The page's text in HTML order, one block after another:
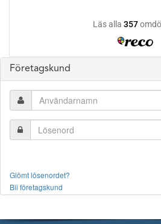
Företagskund
Glömt lösenordet?
Bli företagskund